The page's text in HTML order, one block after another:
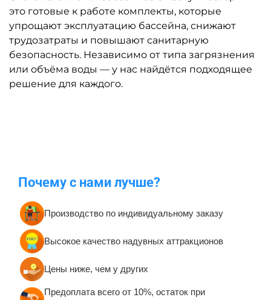
это готовые к работе комплекты, которые
упрощают эксплуатацию бассейна, снижают
трудозатраты и повышают санитарную
безопасность. Независимо от типа загрязнения
или объёма воды — у нас найдётся подходящее
решение для каждого.
Почему с нами лучше?
Производство по индивидуальному заказу
Высокое качество надувных аттракционов
Цены ниже, чем у других
Предоплата всего от 10%, остаток при